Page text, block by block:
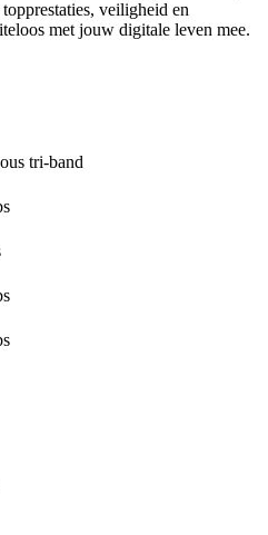
veiligheid en
met jouw digitale leven mee.
tri-band